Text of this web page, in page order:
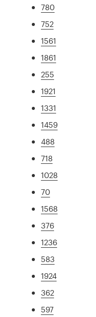
780
752
1561
1861
255
1921
1331
1459
488
718
1028
70
1568
376
1236
583
1924
362
597